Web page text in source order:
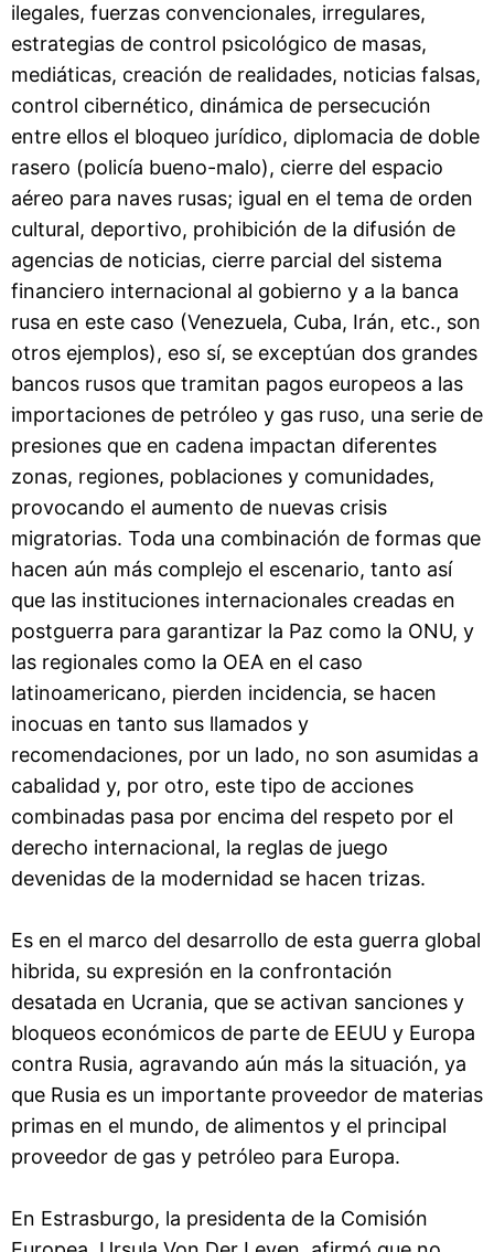
ilegales, fuerzas convencionales, irregulares,
estrategias de control psicológico de masas,
mediáticas, creación de realidades, noticias falsas,
control cibernético, dinámica de persecución
entre ellos el bloqueo jurídico, diplomacia de doble
rasero (policía bueno-malo), cierre del espacio
aéreo para naves rusas; igual en el tema de orden
cultural, deportivo, prohibición de la difusión de
agencias de noticias, cierre parcial del sistema
financiero internacional al gobierno y a la banca
rusa en este caso (Venezuela, Cuba, Irán, etc., son
otros ejemplos), eso sí, se exceptúan dos grandes
bancos rusos que tramitan pagos europeos a las
importaciones de petróleo y gas ruso, una serie de
presiones que en cadena impactan diferentes
zonas, regiones, poblaciones y comunidades,
provocando el aumento de nuevas crisis
migratorias. Toda una combinación de formas que
hacen aún más complejo el escenario, tanto así
que las instituciones internacionales creadas en
postguerra para garantizar la Paz como la ONU, y
las regionales como la OEA en el caso
latinoamericano, pierden incidencia, se hacen
inocuas en tanto sus llamados y
recomendaciones, por un lado, no son asumidas a
cabalidad y, por otro, este tipo de acciones
combinadas pasa por encima del respeto por el
derecho internacional, la reglas de juego
devenidas de la modernidad se hacen trizas.
Es en el marco del desarrollo de esta guerra global
hibrida, su expresión en la confrontación
desatada en Ucrania, que se activan sanciones y
bloqueos económicos de parte de EEUU y Europa
contra Rusia, agravando aún más la situación, ya
que Rusia es un importante proveedor de materias
primas en el mundo, de alimentos y el principal
proveedor de gas y petróleo para Europa.
En Estrasburgo, la presidenta de la Comisión